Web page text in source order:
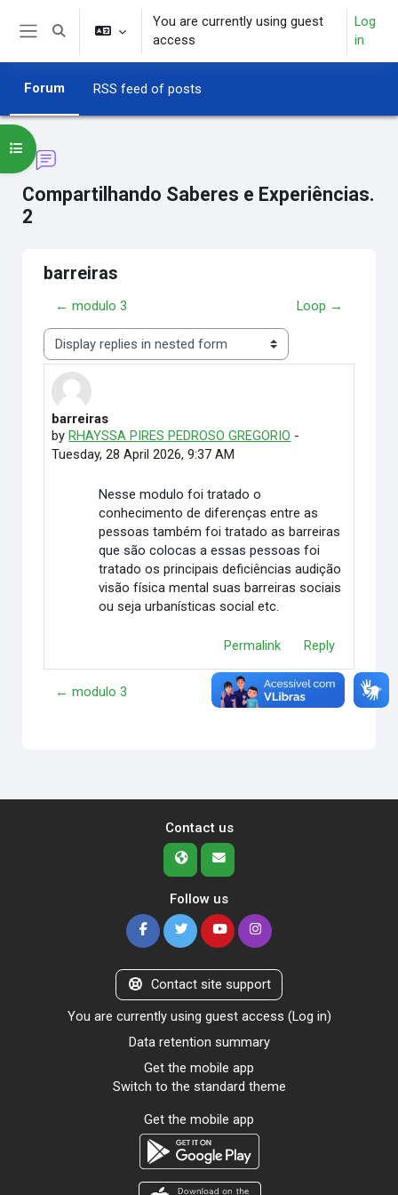
Skip to main content
Toggle search input
You are currently using guest
access
Log
in
Forum RSS feed of posts
Compartilhando Saberes e Experiências.
2
Open course index
barreiras
← modulo 3 Loop →
Display mode
barreiras
by RHAYSSA PIRES PEDROSO GREGORIO -
Tuesday, 28 April 2026, 9:37 AM
Number of replies: 0
Nesse modulo foi tratado o
conhecimento de diferenças entre as
pessoas também foi tratado as barreiras
que são colocas a essas pessoas foi
tratado os principais deficiências audição
visão física mental suas barreiras sociais
ou seja urbanísticas social etc.
Permalink Reply
← modulo 3 Loop →
Contact us
Follow us
Contact site support
You are currently using guest access (Log in)
Data retention summary
Get the mobile app
Switch to the standard theme
Get the mobile app